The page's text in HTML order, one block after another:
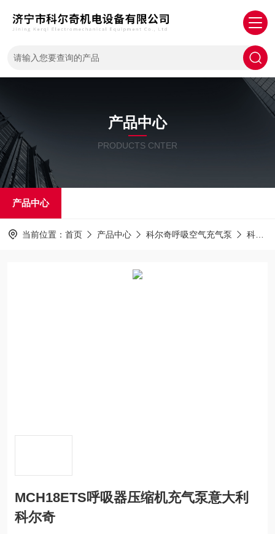
产品中心
PRODUCTS CNTER
产品中心
当前位置： 首页 产品中心 科尔奇呼吸空气充气泵 科尔奇充气泵
MCH18ETS呼吸器压缩机充气泵意大利
科尔奇